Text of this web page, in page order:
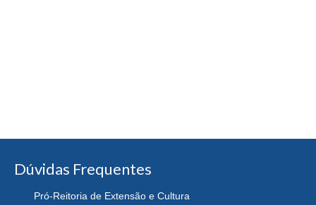
Dúvidas Frequentes
Pró-Reitoria de Extensão e Cultura